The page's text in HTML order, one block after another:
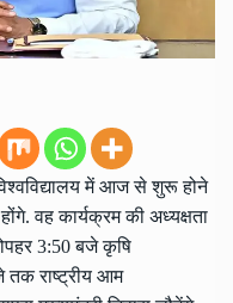
में आज से शुरू होने
वह कार्यक्रम की अध्यक्षता
3:50 बजे कृषि
तक राष्ट्रीय आम